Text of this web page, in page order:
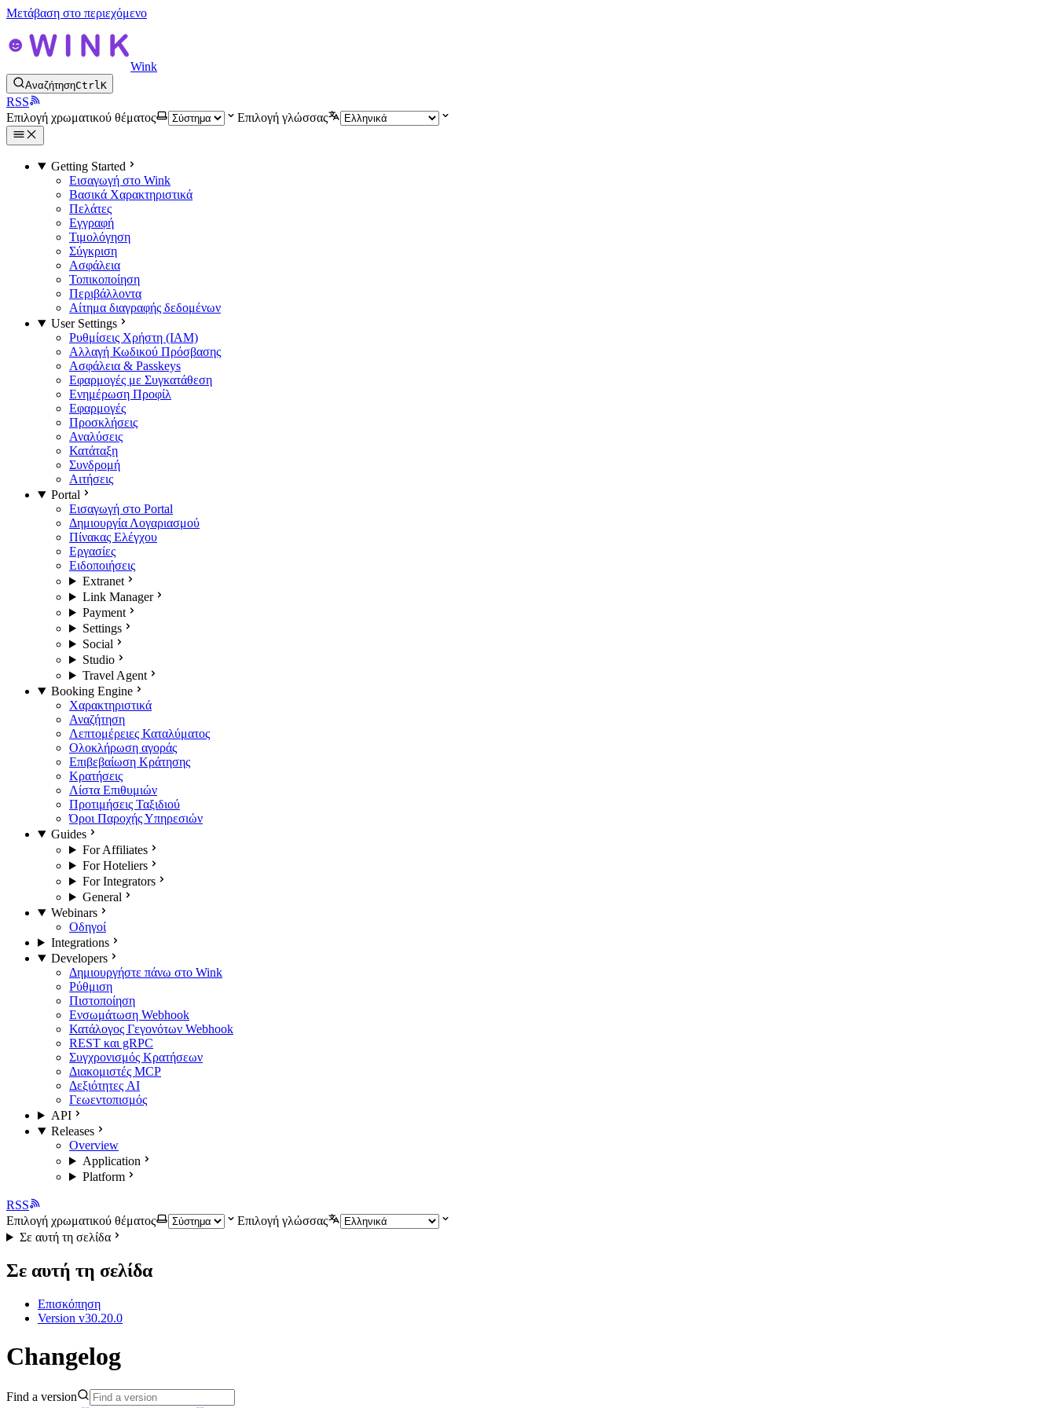
Μετάβαση στο περιεχόμενο
Wink
ΑναζήτησηCtrlK
RSS
Επιλογή χρωματικού θέματος
Επιλογή γλώσσας
Getting Started
Εισαγωγή στο Wink
Βασικά Χαρακτηριστικά
Πελάτες
Εγγραφή
Τιμολόγηση
Σύγκριση
Ασφάλεια
Τοπικοποίηση
Περιβάλλοντα
Αίτημα διαγραφής δεδομένων
User Settings
Ρυθμίσεις Χρήστη (IAM)
Αλλαγή Κωδικού Πρόσβασης
Ασφάλεια & Passkeys
Εφαρμογές με Συγκατάθεση
Ενημέρωση Προφίλ
Εφαρμογές
Προσκλήσεις
Αναλύσεις
Κατάταξη
Συνδρομή
Αιτήσεις
Portal
Εισαγωγή στο Portal
Δημιουργία Λογαριασμού
Πίνακας Ελέγχου
Εργασίες
Ειδοποιήσεις
Extranet
Link Manager
Payment
Settings
Social
Studio
Travel Agent
Booking Engine
Χαρακτηριστικά
Αναζήτηση
Λεπτομέρειες Καταλύματος
Ολοκλήρωση αγοράς
Επιβεβαίωση Κράτησης
Κρατήσεις
Λίστα Επιθυμιών
Προτιμήσεις Ταξιδιού
Όροι Παροχής Υπηρεσιών
Guides
For Affiliates
For Hoteliers
For Integrators
General
Webinars
Οδηγοί
Integrations
Developers
Δημιουργήστε πάνω στο Wink
Ρύθμιση
Πιστοποίηση
Ενσωμάτωση Webhook
Κατάλογος Γεγονότων Webhook
REST και gRPC
Συγχρονισμός Κρατήσεων
Διακομιστές MCP
Δεξιότητες AI
Γεωεντοπισμός
API
Releases
Overview
Application
Platform
RSS
Επιλογή χρωματικού θέματος
Επιλογή γλώσσας
Σε αυτή τη σελίδα
Σε αυτή τη σελίδα
Επισκόπηση
Version v30.20.0
Changelog
Find a version